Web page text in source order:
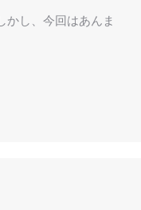
かし、今回はあんま